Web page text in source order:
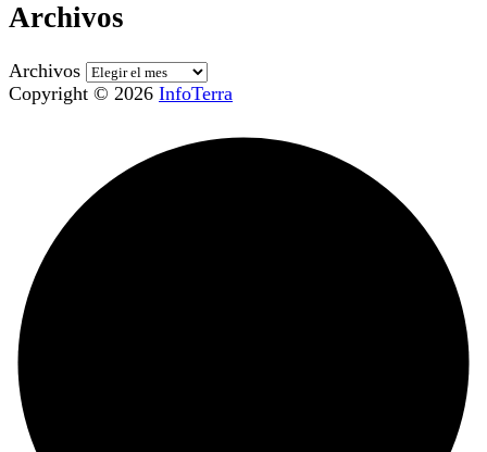
Archivos
Archivos
Copyright © 2026 InfoTerra